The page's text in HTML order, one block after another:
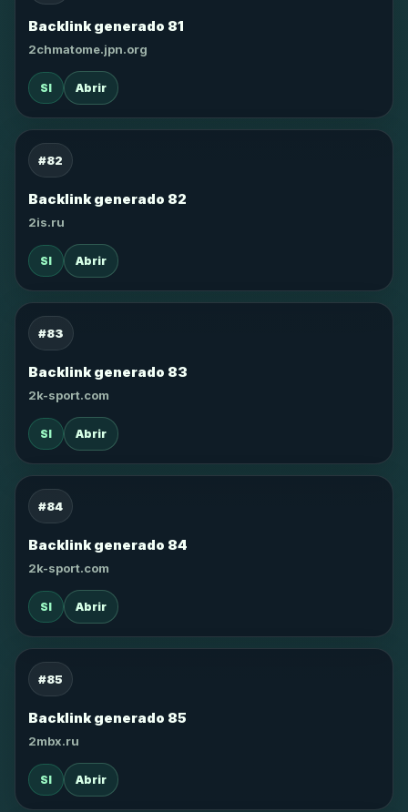
Backlink generado 81
2chmatome.jpn.org
SI Abrir
#82
Backlink generado 82
2is.ru
SI Abrir
#83
Backlink generado 83
2k-sport.com
SI Abrir
#84
Backlink generado 84
2k-sport.com
SI Abrir
#85
Backlink generado 85
2mbx.ru
SI Abrir